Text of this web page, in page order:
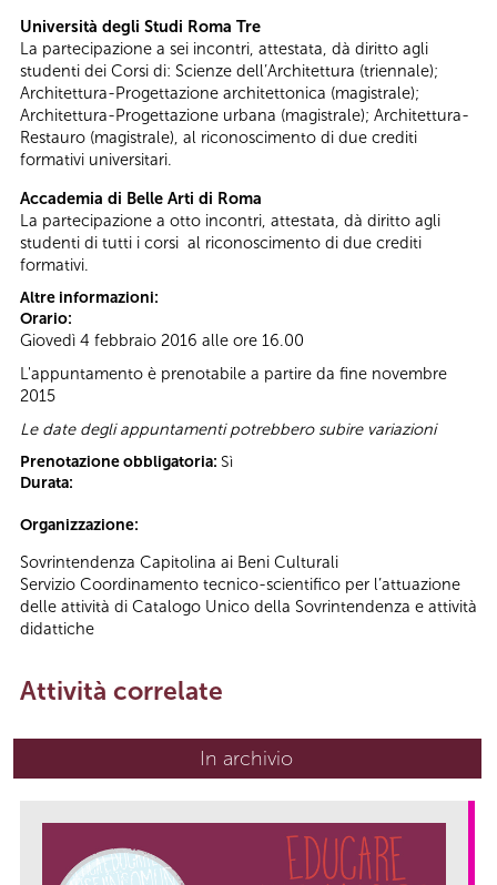
Università degli Studi Roma Tre
La partecipazione a sei incontri, attestata, dà diritto agli
studenti dei Corsi di: Scienze dell’Architettura (triennale);
Architettura-Progettazione architettonica (magistrale);
Architettura-Progettazione urbana (magistrale); Architettura-
Restauro (magistrale), al riconoscimento di due crediti
formativi universitari.
Accademia di Belle Arti di Roma
La partecipazione a otto incontri, attestata, dà diritto agli
studenti di tutti i corsi al riconoscimento di due crediti
formativi.
Altre informazioni:
Orario:
Giovedì 4 febbraio 2016 alle ore 16.00
L'appuntamento è prenotabile a partire da fine novembre
2015
Le date degli appuntamenti potrebbero subire variazioni
Prenotazione obbligatoria: Sì
Durata:
Organizzazione:
Sovrintendenza Capitolina ai Beni Culturali
Servizio Coordinamento tecnico-scientifico per l’attuazione
delle attività di Catalogo Unico della Sovrintendenza e attività
didattiche
Attività correlate
In archivio